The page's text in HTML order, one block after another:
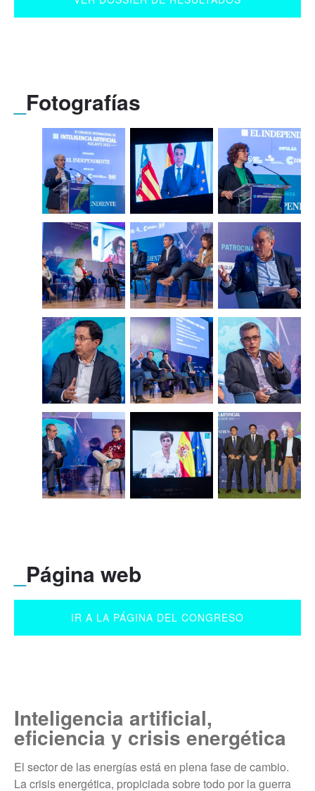
Fotografías
Página web
IR A LA PÁGINA DEL CONGRESO
Inteligencia artificial,
eficiencia y crisis energética
El sector de las energías está en plena fase de cambio.
La crisis energética, propiciada sobre todo por la guerra